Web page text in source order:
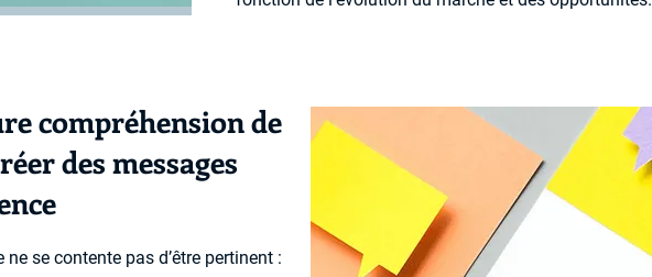
compréhension de
des messages
se contente pas d’être pertinent :